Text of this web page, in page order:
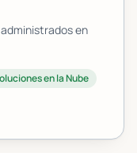
en
en la Nube